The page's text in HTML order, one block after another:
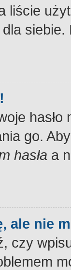
liście
go.
hasła a
ale nie
czy